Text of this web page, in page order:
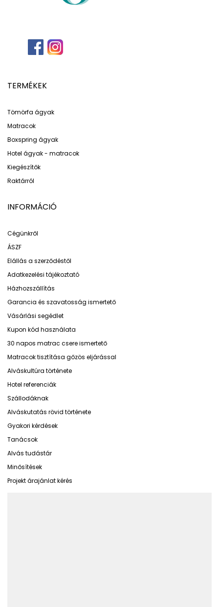
TERMÉKEK
Tömörfa ágyak
Matracok
Boxspring ágyak
Hotel ágyak - matracok
Kiegészítők
Raktárról
INFORMÁCIÓ
Cégünkről
ÁSZF
Elállás a szerződéstől
Adatkezelési tájékoztató
Házhozszállítás
Garancia és szavatosság ismertető
Vásárlási segédlet
Kupon kód használata
30 napos matrac csere ismertető
Matracok tisztítása gőzös eljárással
Alváskultúra története
Hotel referenciák
Szállodáknak
Alváskutatás rövid története
Gyakori kérdések
Tanácsok
Alvás tudástár
Minősítések
Projekt árajánlat kérés